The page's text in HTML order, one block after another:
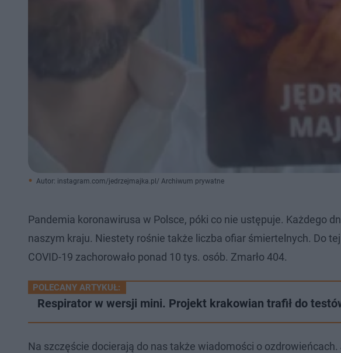
Autor: instagram.com/jedrzejmajka.pl/ Archiwum prywatne
Pandemia koronawirusa w Polsce, póki co nie ustępuje. Każdego
naszym kraju. Niestety rośnie także liczba ofiar śmiertelnych. Do
COVID-19 zachorowało ponad 10 tys. osób. Zmarło 404.
POLECANY ARTYKUŁ:
Respirator w wersji mini. Projekt krakowian trafił do
Na szczęście docierają do nas także wiadomości o